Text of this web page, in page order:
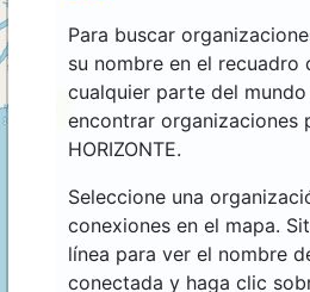
Para buscar
su nombre en el recuadro
cualquier parte del
encontrar organizaciones
HORIZONTE.
Seleccione una
conexiones en el mapa.
línea para ver el nombre
conectada y haga clic